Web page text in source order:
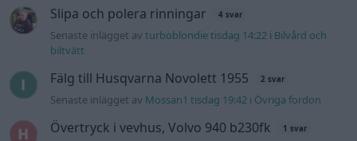
Slipa och polera rinningar 4 svar
Senaste inlägget avturboblondie tisdag 14:22 i Bilvård och
biltvätt
Fälg till Husqvarna Novolett 1955 2 svar
Senaste inlägget av Mossan1 tisdag 19:42 i Övriga fordon
Övertryck i vevhus, Volvo 940 b230fk 1 svar